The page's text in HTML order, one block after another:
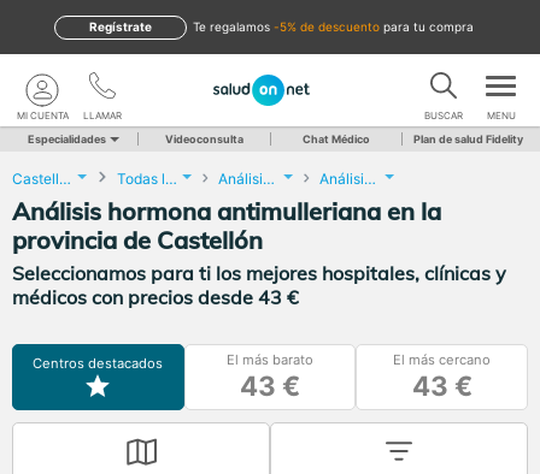
te regalamos -5% de descuento para tu compra
Regístrate
LLAMAR
MI CUENTA BUSCAR MENU
Especialidades Videoconsulta Chat Médico Plan de salud Fidelity
Castellón Todas las localidades Análisis Clínicos Análisis hormona antimulleriana
Análisis hormona antimulleriana en la
provincia de Castellón
Seleccionamos para ti los mejores hospitales, clínicas y
médicos con precios desde 43 €
Centros destacados El más barato
43 €
El más cercano
43 €